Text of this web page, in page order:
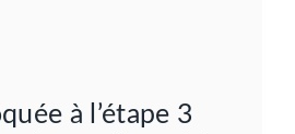
à l’étape 3